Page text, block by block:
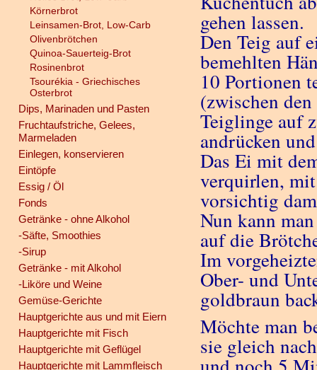
Körnerbrot
Leinsamen-Brot, Low-Carb
Olivenbrötchen
Quinoa-Sauerteig-Brot
Rosinenbrot
Tsourékia - Griechisches
Osterbrot
Dips, Marinaden und Pasten
Fruchtaufstriche, Gelees,
Marmeladen
Einlegen, konservieren
Eintöpfe
Essig / Öl
Fonds
Getränke - ohne Alkohol
-Säfte, Smoothies
-Sirup
Getränke - mit Alkohol
-Liköre und Weine
Gemüse-Gerichte
Hauptgerichte aus und mit Eiern
Hauptgerichte mit Fisch
Hauptgerichte mit Geflügel
Hauptgerichte mit Lammfleisch
gehen lassen.
Den Teig auf
bemehlten
10 Portionen
(zwischen
Teiglinge auf
andrücken
Das Ei mit
verquirlen,
vorsichtig
Nun kann
auf die
Im
Ober- und
goldbraun
Möchte man
sie gleich